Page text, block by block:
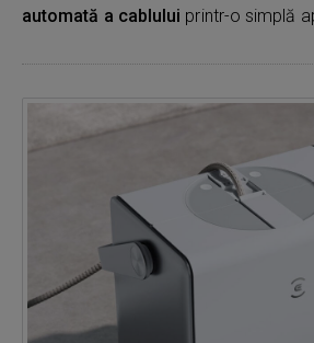
automată a cablului printr-o simplă